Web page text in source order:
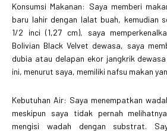
Konsumsi Makanan: Saya memberi
baru lahir dengan lalat buah, kemudian
1/2 inci (1,27 cm), saya
Bolivian Black Velvet dewasa, saya
dubia atau delapan ekor jangkrik
ini, menurut saya, memiliki nafsu makan
Kebutuhan Air: Saya menempatkan
meskipun saya tidak pernah
mengisi wadah dengan substrat.